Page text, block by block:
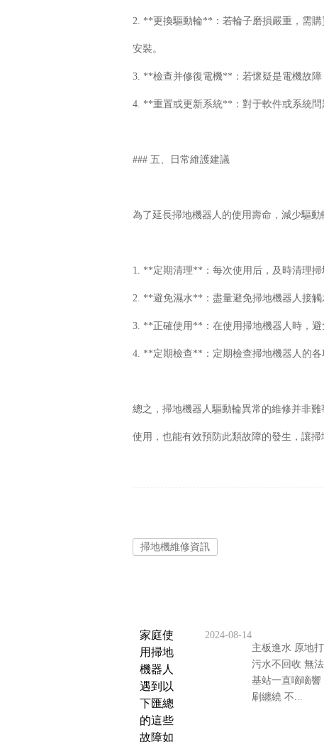
2. **更換驅動輪**：若輪子磨損嚴重，需
安裝。
3. **檢查并修復電機**：若懷疑是電機故障
4. **重置或更新系統**：對于軟件或系統問
### 五、日常維護建議
為了延長掃地機器人的使用壽命，減少驅
1. **定期清理**：每次使用后，及時清理掃
2. **避免濕水**：盡量避免掃地機器人接觸
3. **正確使用**：在使用掃地機器人時，避
4. **定期檢查**：定期檢查掃地機器人的各
總之，掃地機器人驅動輪異常的維修并非
使用，也能有效預防此類故障的發生，讓
掃地機維修資訊
家庭使
用掃地
機器人
遇到以
下匯總
的這些
故障如
2024-08-14
主板進水 原地
污水不回收 無
基站一直嘀嘀
刷纏繞 不...